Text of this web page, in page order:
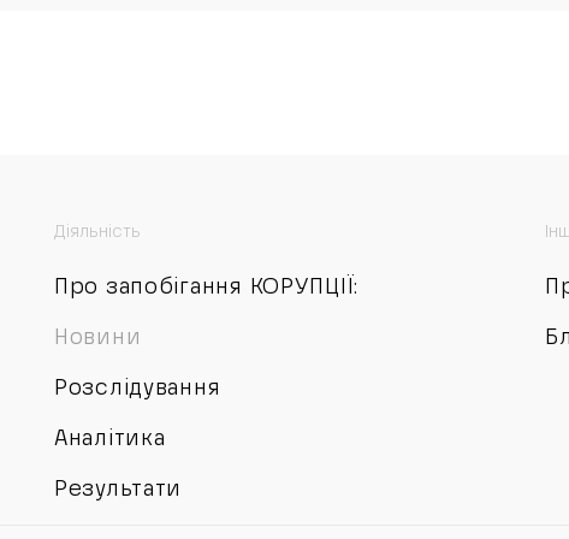
Діяльність
Про запобігання КОРУПЦІЇ:
Новини
Розслідування
Аналітика
Результати